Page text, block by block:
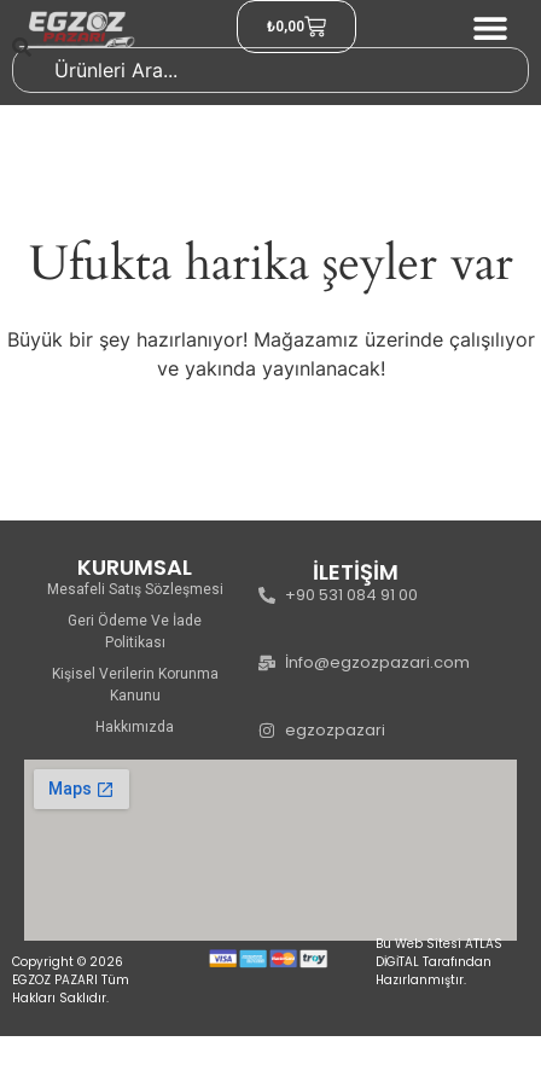
₺0,00
Ufukta harika şeyler var
Büyük bir şey hazırlanıyor! Mağazamız üzerinde çalışılıyor
ve yakında yayınlanacak!
KURUMSAL
Mesafeli Satış Sözleşmesi
Geri Ödeme Ve İade
Politikası
Kişisel Verilerin Korunma
Kanunu
Hakkımızda
İLETİŞİM
+90 531 084 91 00
İnfo@egzozpazari.com
egzozpazari
Copyright © 2026
EGZOZ PAZARI Tüm
Hakları Saklıdır.
Bu Web Sitesi ATLAS
DİGİTAL Tarafından
Hazırlanmıştır.